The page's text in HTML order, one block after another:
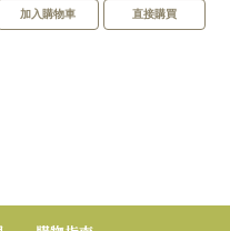
加入購物車 直接購買